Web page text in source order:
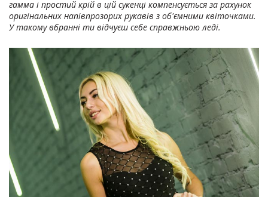
гамма і простий крій в цій сукенці компенсується за рахунок
оригінальних напівпрозорих рукавів з об'ємними квіточками.
У такому вбранні ти відчуєш себе справжньою леді.